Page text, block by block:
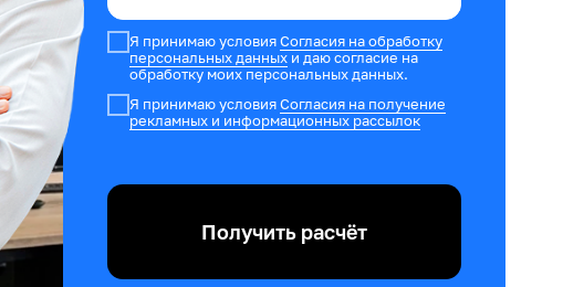
Я принимаю условияСогласия на обработку
персональных данных и даю согласие на
обработку моих персональных данных.
Я принимаю условияСогласия на получение
рекламных и информационных рассылок
Получить расчёт